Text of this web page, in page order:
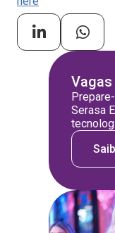
Vagas
Serasa